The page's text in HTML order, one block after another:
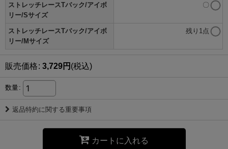
ストレッチレースTバック/アイボ
リー/Sサイズ
〇
ストレッチレースTバック/アイボ
リー/Mサイズ
残り1点
販売価格: 3,729円 (税込)
数量:
返品特約に関する重要事項
カートに入れる